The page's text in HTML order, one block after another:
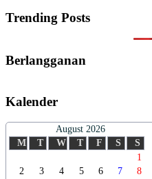
Trending Posts
Berlangganan
Kalender
August 2026
M
T W T F S S
1
2
3 4 5 6 7
8